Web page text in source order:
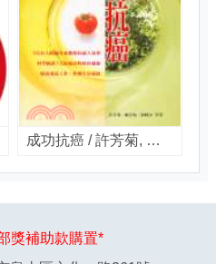
成功抗癌 / 許芳菊, 顧景怡, 黃惠如等著
獎補助款購置*